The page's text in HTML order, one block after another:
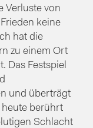
Verluste von
keine
hat die
zu einem Ort
Das Festspiel
und überträgt
heute berührt
Schlacht